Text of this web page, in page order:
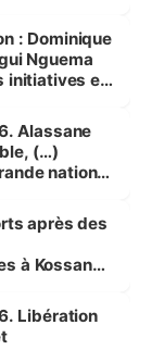
: Dominique
Nguema
initiatives en
Alassane
(…)
nation
après des
à Kossandji
Libération